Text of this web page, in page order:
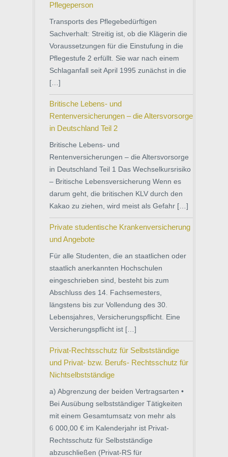
Pflegeperson
Transports des Pflegebedürftigen
Sachverhalt: Streitig ist, ob die Klägerin die
Voraussetzungen für die Einstufung in die
Pflegestufe 2 erfüllt. Sie war nach einem
Schlaganfall seit April 1995 zunächst in die
[…]
Britische Lebens- und
Rentenversicherungen – die Altersvorsorge
in Deutschland Teil 2
Britische Lebens- und
Rentenversicherungen – die Altersvorsorge
in Deutschland Teil 1 Das Wechselkursrisiko
– Britische Lebensversicherung Wenn es
darum geht, die britischen KLV durch den
Kakao zu ziehen, wird meist als Gefahr […]
Private studentische Krankenversicherung
und Angebote
Für alle Studenten, die an staatlichen oder
staatlich anerkannten Hochschulen
eingeschrieben sind, besteht bis zum
Abschluss des 14. Fachsemesters,
längstens bis zur Vollendung des 30.
Lebensjahres, Versicherungspflicht. Eine
Versicherungspflicht ist […]
Privat-Rechtsschutz für Selbstständige
und Privat- bzw. Berufs- Rechtsschutz für
Nichtselbstständige
a) Abgrenzung der beiden Vertragsarten •
Bei Ausübung selbstständiger Tätigkeiten
mit einem Gesamtumsatz von mehr als
6 000,00 € im Kalenderjahr ist Privat-
Rechtsschutz für Selbstständige
abzuschließen (Privat-RS für